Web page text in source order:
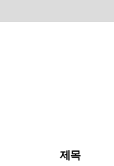
제목